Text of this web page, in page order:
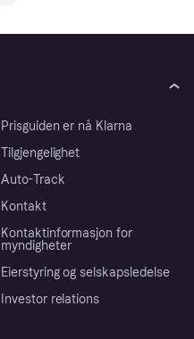
Prisguiden er nå Klarna
Tilgjengelighet
Auto-Track
Kontakt
Kontaktinformasjon for
myndigheter
Eierstyring og selskapsledelse
Investor relations